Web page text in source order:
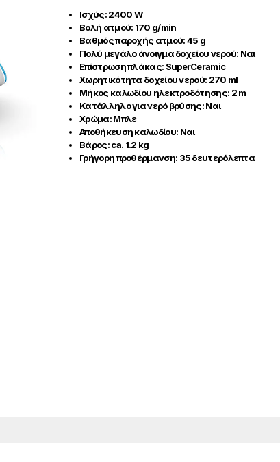
Ισχύς:2400 W
Βολή ατμού: 170 g/min
Βαθμός παροχής ατμού:45 g
Πολύ μεγάλο άνοιγμα δοχείου νερού: Ναι
Επίστρωση πλάκας: SuperCeramic
Χωρητικότητα δοχείου νερού: 270 ml
Μήκος καλωδίου ηλεκτροδότησης: 2 m
Κατάλληλο για νερό βρύσης:Ναι
Χρώμα:Μπλε
Αποθήκευση καλωδίου: Ναι
Βάρος:ca. 1.2 kg
Γρήγορη προθέρμανση: 35 δευτερόλεπτα